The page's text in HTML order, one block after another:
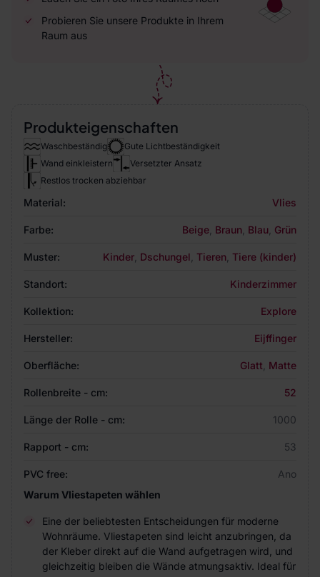
Probieren Sie unsere Produkte in Ihrem
Raum aus
Produkteigenschaften
Waschbeständig
Gute Lichtbeständigkeit
Wand einkleistern
Versetzter Ansatz
Restlos trocken abziehbar
Material: Vlies
Farbe: Beige Braun Blau Grün
Muster: Kinder Dschungel Tieren Tiere (kinder)
Standort: Kinderzimmer
Kollektion: Explore
Hersteller: Eijffinger
Oberfläche: Glatt Matte
Rollenbreite - cm: 52
Länge der Rolle - cm: 1000
Rapport - cm: 53
PVC free:
Ano
Warum Vliestapeten wählen
Eine der beliebtesten Entscheidungen für moderne
Wohnräume. Vliestapeten sind leicht anzubringen, da
der Kleber direkt auf die Wand aufgetragen wird, und
gleichzeitig bleiben die Wände atmungsaktiv. Ideal für